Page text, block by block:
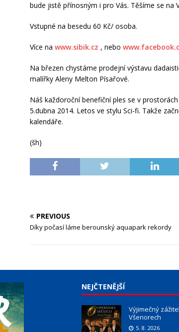
bude jistě přínosným i pro Vás. Těšíme se na
Vstupné na besedu 60 Kč/ osoba.
Více nawww.sibik.cz , nebo
Na březen chystáme prodejní výstavu
malířky Aleny Melton Písařové.
Náš každoroční benefiční ples se v
5.dubna 2014. Letos ve stylu Sci-fi. Takže
kalendáře.
(šh)
PREVIOUS
Díky počasí láme berounský aquapark rekordy
NEJČTENĚJŠÍ
Výjimečný
Všenorech
5. 8. 2026